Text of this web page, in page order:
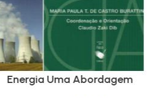
Energia Uma Abordagem